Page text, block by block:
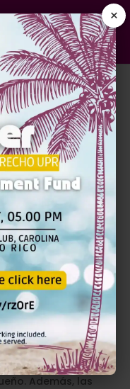
×
Civil
de la
los sistemas de
Además, las